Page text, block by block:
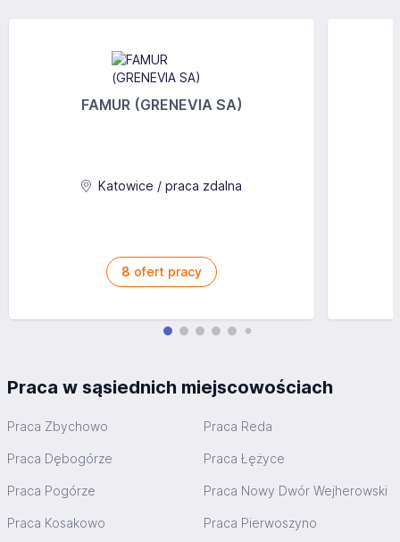
FAMUR (GRENEVIA SA)
Katowice / praca zdalna
8 ofert pracy
Praca w sąsiednich miejscowościach
Praca Zbychowo Praca Reda
Praca Dębogórze Praca Łężyce
Praca Pogórze Praca Nowy Dwór Wejherowski
Praca Kosakowo Praca Pierwoszyno